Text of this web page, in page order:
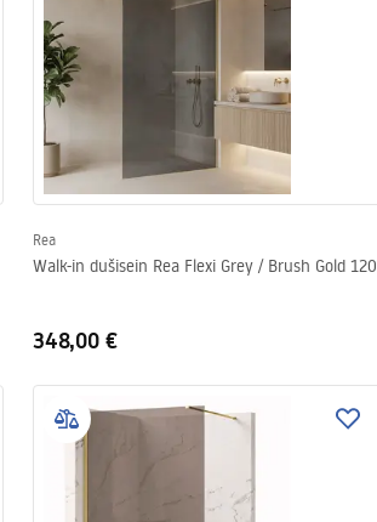
Rea
Walk-in dušisein Rea Flexi Grey / Brush Gold 120
348,00 €